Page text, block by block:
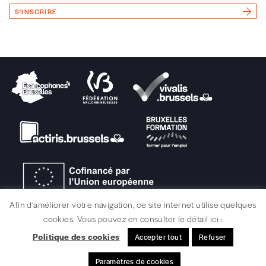
Vous renseignez vos coordonnées.
Vous versez le montant de votre choix sur le
confirmation et la mention “participation
Imag”.
NB: Vous pouvez choisir de participer
financièrement à tout moment, même après
avoir reçu plusieurs numéros. Ce paiement
n’est pas indispensable. Il marque votre
NOS
S'INSCRIRE
MENTIONS LÉGALES / CRÉDITS
Afin d’améliorer votre navigation, ce site internet utilise quelques
cookies. Vous pouvez en consulter le détail ici :
Politique des cookies
Accepter tout Refuser
Paramètres de cookies